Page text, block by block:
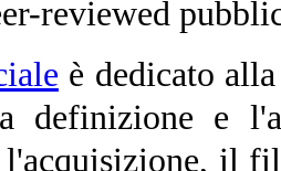
reviewed
è dedicato
definizione e
il